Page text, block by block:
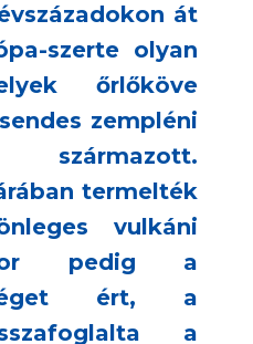
át
szerte olyan
őrlőköve
zempléni
származott.
termelték
vulkáni
pedig a
ért, a
a